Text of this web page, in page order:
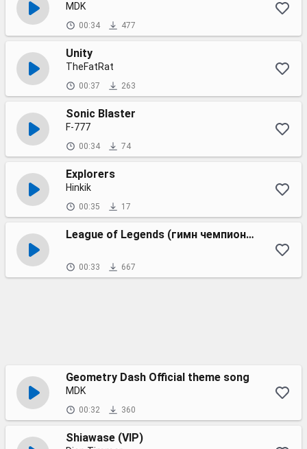
MDK
00:34 477
Unity
TheFatRat
00:37 263
Sonic Blaster
F-777
00:34 74
Explorers
Hinkik
00:35 17
League of Legends (гимн чемпионата мира 2018)
00:33 667
Geometry Dash Official theme song
MDK
00:32 360
Shiawase (VIP)